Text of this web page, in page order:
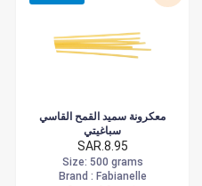
معكرونة سميد القمح القاسي
سباغيتي
SAR.8.95
Size: 500 grams
Brand : Fabianelle